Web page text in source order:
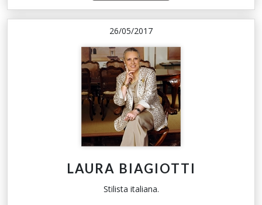
26/05/2017
LAURA BIAGIOTTI
Stilista italiana.